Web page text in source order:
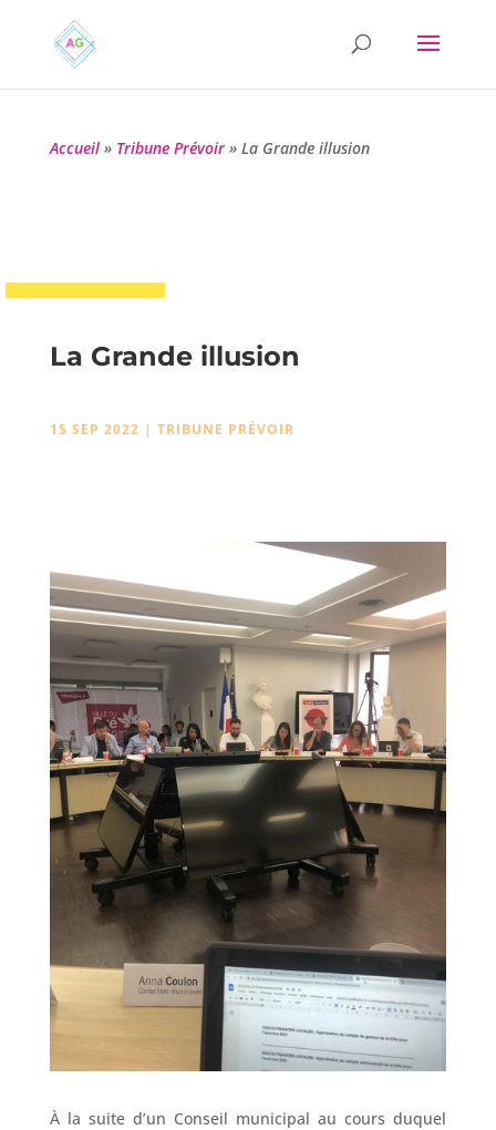
Accueil» Tribune Prévoir» La Grande illusion
La Grande illusion
15 SEP 2022 | TRIBUNE PRÉVOIR
À la suite d’un Conseil municipal au cours duquel